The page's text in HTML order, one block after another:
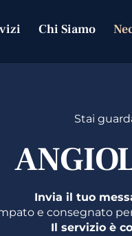
Chi Siamo
Stai
Invia il tuo
e consegnato
Il servizio è